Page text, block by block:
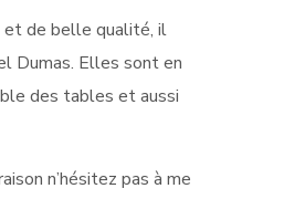
et de belle qualité, il
Dumas. Elles sont en
des tables et aussi
n’hésitez pas à me